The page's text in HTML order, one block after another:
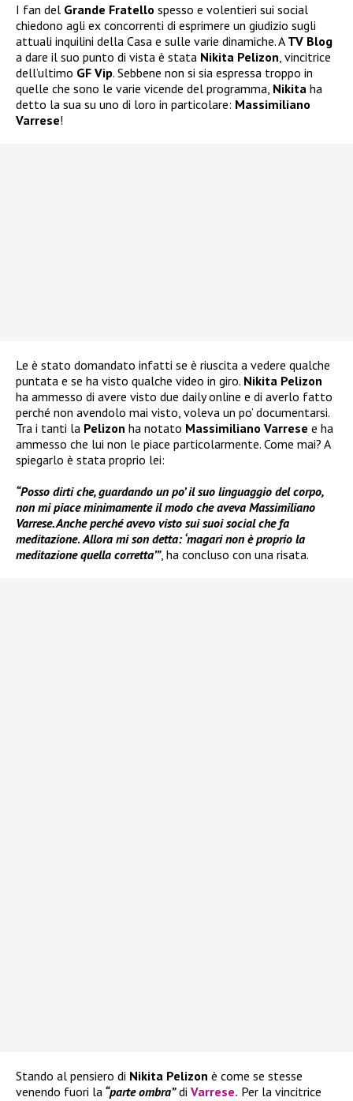
I fan del Grande Fratello spesso e volentieri sui social
chiedono agli ex concorrenti di esprimere un giudizio sugli
attuali inquilini della Casa e sulle varie dinamiche. A TV Blog
a dare il suo punto di vista è stata Nikita Pelizon , vincitrice
dell’ultimo GF Vip. Sebbene non si sia espressa troppo in
quelle che sono le varie vicende del programma, Nikita ha
detto la sua su uno di loro in particolare: Massimiliano
Varrese!
Le è stato domandato infatti se è riuscita a vedere qualche
puntata e se ha visto qualche video in giro. Nikita Pelizon
ha ammesso di avere visto due daily online e di averlo fatto
perché non avendolo mai visto, voleva un po’ documentarsi.
Tra i tanti la Pelizon ha notato Massimiliano Varrese e ha
ammesso che lui non le piace particolarmente. Come mai? A
spiegarlo è stata proprio lei:
“Posso dirti che, guardando un po’ il suo linguaggio del corpo,
non mi piace minimamente il modo che aveva Massimiliano
Varrese. Anche perché avevo visto sui suoi social che fa
meditazione. Allora mi son detta: ‘magari non è proprio la
meditazione quella corretta’”, ha concluso con una risata.
Stando al pensiero di Nikita Pelizon è come se stesse
venendo fuori la “parte ombra”di Varrese. Per la vincitrice